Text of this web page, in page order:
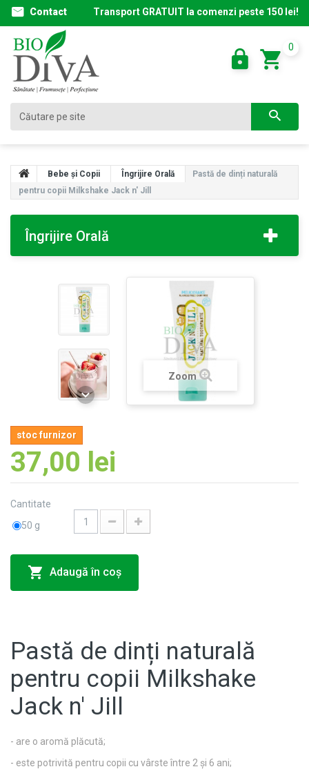
Contact Transport GRATUIT la comenzi peste 150 lei!
0
Bebe și Copii Îngrijire Orală
Pastă de dinți naturală
pentru copii Milkshake Jack n' Jill
Îngrijire Orală
Zoom
stoc furnizor
37,00 lei
Cantitate
50 g
Adaugă în coş
Pastă de dinți naturală
pentru copii Milkshake
Jack n' Jill
- are o aromă plăcută;
- este potrivită pentru copii cu vârste între 2 și 6 ani;